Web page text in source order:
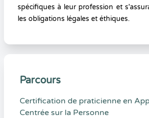
spécifiques à leur profession et
les obligations légales et éthiques.
Parcours
Certification de praticienne en
Centrée sur la Personne